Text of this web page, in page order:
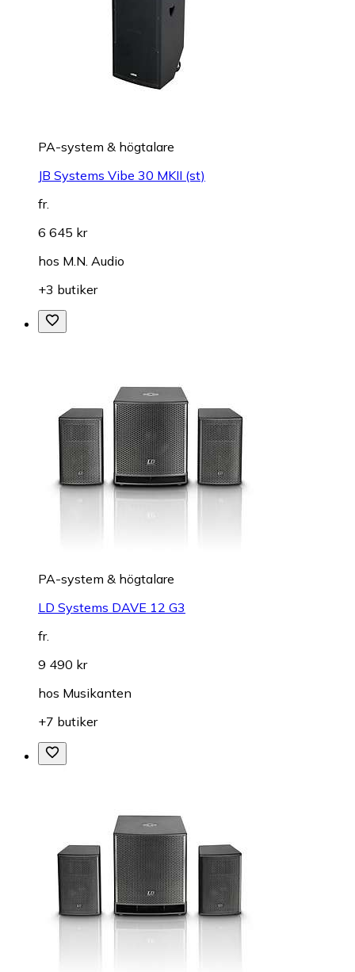
PA-system & högtalare
JB Systems Vibe 30 MKII (st)
fr.
6 645 kr
hos M.N. Audio
+3 butiker
PA-system & högtalare
LD Systems DAVE 12 G3
fr.
9 490 kr
hos Musikanten
+7 butiker